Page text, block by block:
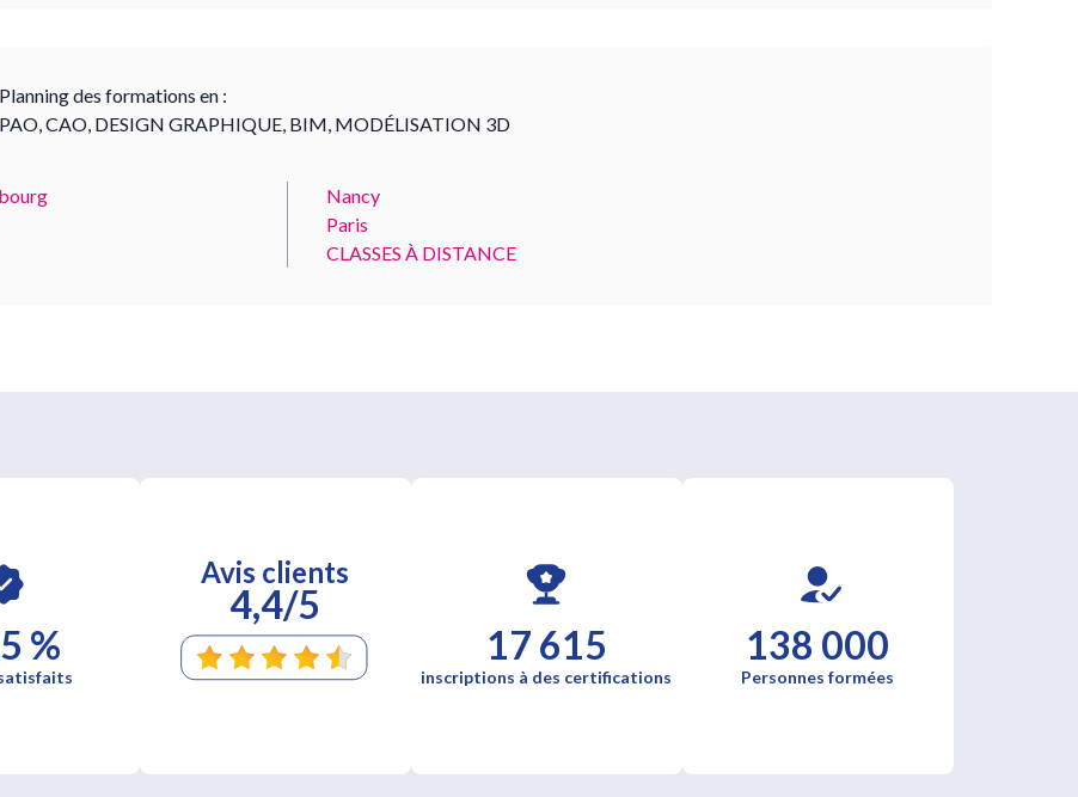
Planning des formations en :
PAO, CAO, DESIGN GRAPHIQUE, BIM, MODÉLISATION 3D
Nancy
Paris
CLASSES À DISTANCE
%
Avis clients
4,4/5
17 615
inscriptions à des certifications
138 000
Personnes formées